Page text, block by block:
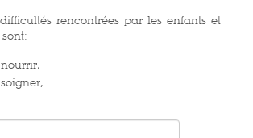
rencontrées par les enfants et